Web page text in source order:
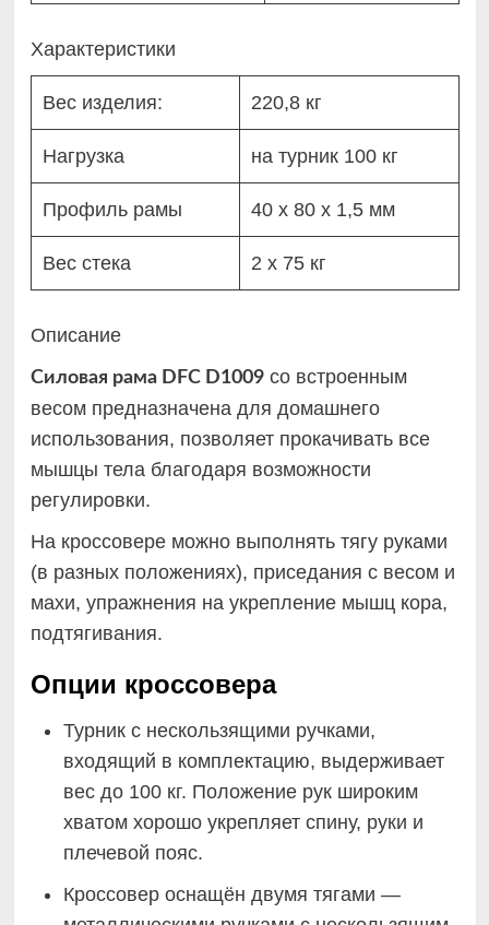
Характеристики
Вес изделия: 220,8 кг
Нагрузка на турник 100 кг
Профиль рамы 40 х 80 х 1,5 мм
Вес стека 2 х 75 кг
Описание
Силовая рама DFC D1009со встроенным
весом предназначена для домашнего
использования, позволяет прокачивать все
мышцы тела благодаря возможности
регулировки.
На кроссовере можно выполнять тягу руками
(в разных положениях), приседания с весом и
махи, упражнения на укрепление мышц кора,
подтягивания.
Опции кроссовера
Турник с нескользящими ручками,
входящий в комплектацию, выдерживает
вес до 100 кг. Положение рук широким
хватом хорошо укрепляет спину, руки и
плечевой пояс.
Кроссовер оснащён двумя тягами —